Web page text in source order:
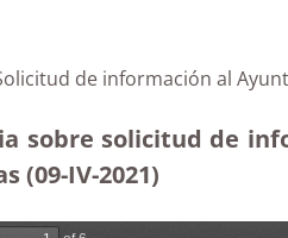
de información al
sobre solicitud de
(09-IV-2021)